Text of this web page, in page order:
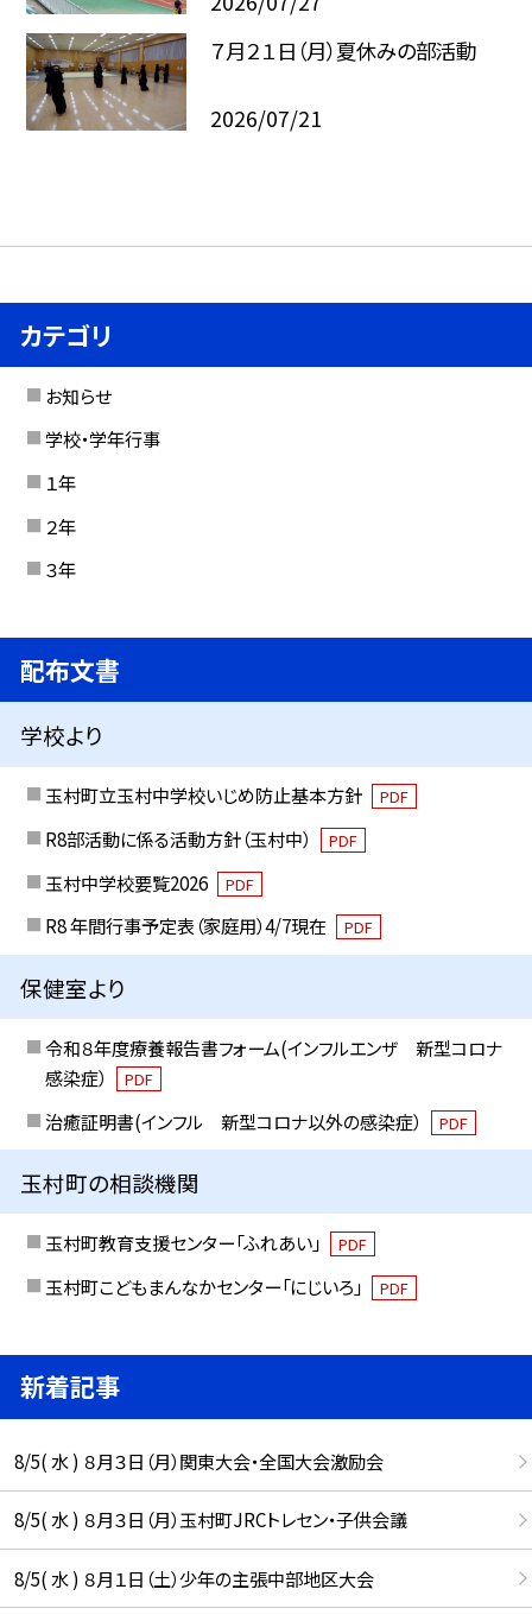
７月２１日（月）夏休みの部活動
2026/07/21
カテゴリ
お知らせ
学校・学年行事
１年
２年
３年
配布文書
学校より
玉村町立玉村中学校いじめ防止基本方針 PDF
R8部活動に係る活動方針（玉村中） PDF
玉村中学校要覧2026 PDF
R8 年間行事予定表（家庭用）4/7現在 PDF
保健室より
令和８年度療養報告書フォーム(インフルエンザ 新型コロナ
感染症）
PDF
治癒証明書(インフル 新型コロナ以外の感染症） PDF
玉村町の相談機関
玉村町教育支援センター「ふれあい」 PDF
玉村町こどもまんなかセンター「にじいろ」 PDF
新着記事
8/5( 水 ) ８月３日（月）関東大会・全国大会激励会
8/5( 水 ) ８月３日（月）玉村町JRCトレセン・子供会議
8/5( 水 ) ８月１日（土）少年の主張中部地区大会